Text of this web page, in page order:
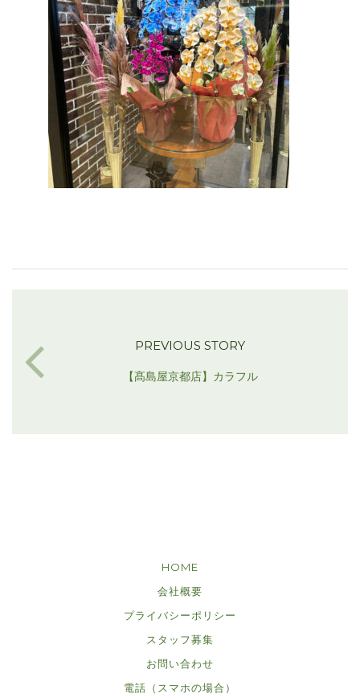
PREVIOUS STORY
【髙島屋京都店】カラフル
HOME
会社概要
プライバシーポリシー
スタッフ募集
お問い合わせ
電話（スマホの場合）